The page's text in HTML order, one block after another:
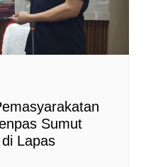
Sumut
Lapas